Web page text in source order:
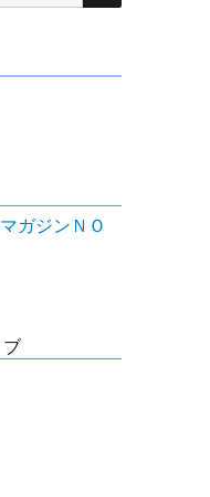
ガジンＮＯ